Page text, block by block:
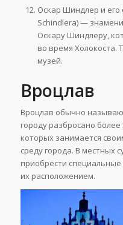
Оскар Шиндлер и его
Schindlera) —
Оскару Шиндлеру,
во время Холокоста.
музей.
Вроцлав
Вроцлав обычно
городу разбросано
которых занимается
среду города. В местных
приобрести
их расположением.